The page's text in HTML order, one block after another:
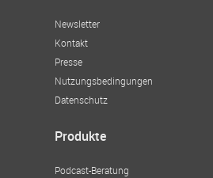
Newsletter
Kontakt
Presse
Nutzungsbedingungen
Datenschutz
Produkte
Podcast-Beratung